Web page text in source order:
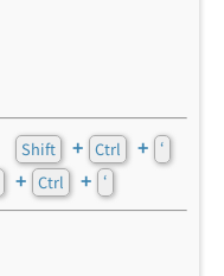
Shift + Ctrl + ‘
+ Ctrl + ‘